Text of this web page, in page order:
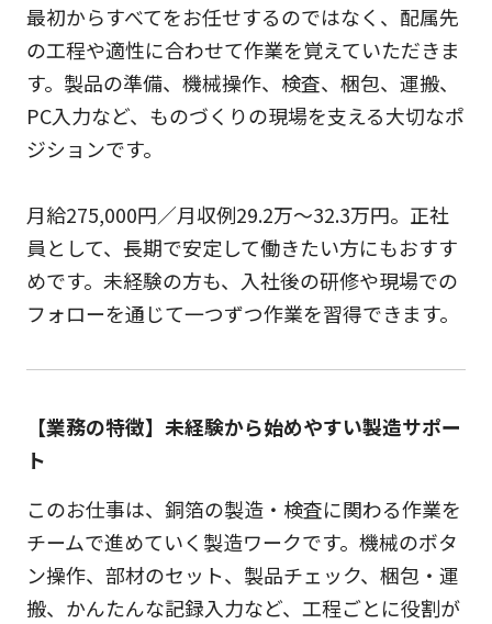
最初からすべてをお任せするのではなく、配属先
の工程や適性に合わせて作業を覚えていただきま
す。製品の準備、機械操作、検査、梱包、運搬、
PC入力など、ものづくりの現場を支える大切なポ
ジションです。
月給275,000円／月収例29.2万～32.3万円。正社
員として、長期で安定して働きたい方にもおすす
めです。未経験の方も、入社後の研修や現場での
フォローを通じて一つずつ作業を習得できます。
【業務の特徴】未経験から始めやすい製造サポー
ト
このお仕事は、銅箔の製造・検査に関わる作業を
チームで進めていく製造ワークです。機械のボタ
ン操作、部材のセット、製品チェック、梱包・運
搬、かんたんな記録入力など、工程ごとに役割が